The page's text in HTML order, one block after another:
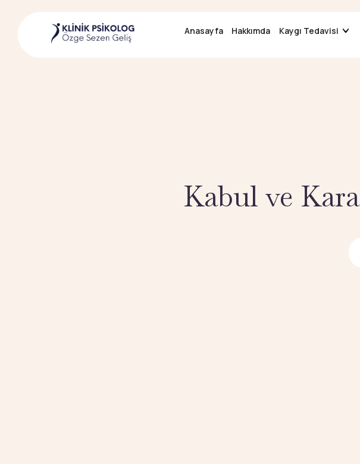
Anasayfa Hakkımda Kaygı Tedavisi
Anasayfa Hakkımda Kaygı Tedavisi
Kabul ve